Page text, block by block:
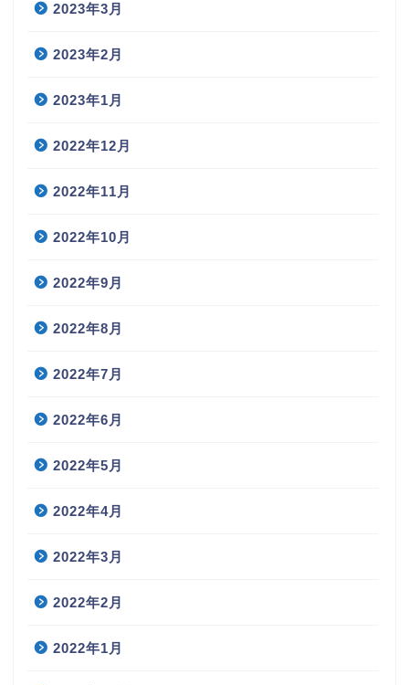
2023年3月
2023年2月
2023年1月
2022年12月
2022年11月
2022年10月
2022年9月
2022年8月
2022年7月
2022年6月
2022年5月
2022年4月
2022年3月
2022年2月
2022年1月